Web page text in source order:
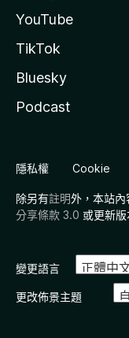
YouTube
TikTok
Bluesky
Podcast
隱私權 Cookie
除另有註明外，本站內
分享條款 3.0 或更新版
變更語言
更改佈景主題